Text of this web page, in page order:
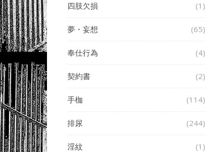
四肢欠損 (1)
夢・妄想 (65)
奉仕行為 (4)
契約書 (2)
手枷 (114)
排尿 (244)
淫紋 (1)